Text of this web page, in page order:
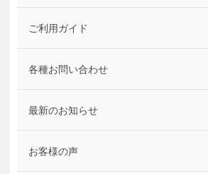
ご利用ガイド
各種お問い合わせ
最新のお知らせ
お客様の声